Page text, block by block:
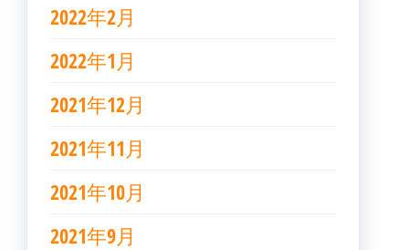
2022年2月
2022年1月
2021年12月
2021年11月
2021年10月
2021年9月